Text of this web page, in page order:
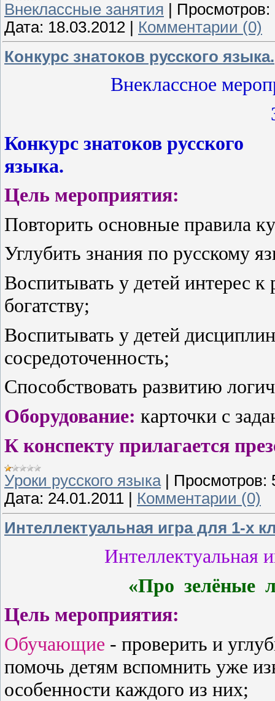
Внеклассные занятия Просмотров:
Дата: 18.03.2012
Комментарии (0)
Конкурс знатоков русского языка.
Внеклассное
Конкурс знатоков русского
языка.
Цель мероприятия:
Повторить основные правила
Углубить знания по русскому
Воспитывать у детей интерес
богатству;
Воспитывать у детей
сосредоточенность;
Способствовать развитию
Оборудование: карточки с
К конспекту прилагается
Уроки русского языка| Просмотров:
Дата: 24.01.2011
Комментарии (0)
Интеллектуальная игра для 1-х
Интеллектуальная
«Про зелёные
Цель мероприятия:
Обучающие - проверить и
помочь детям вспомнить уже
особенности каждого из них;